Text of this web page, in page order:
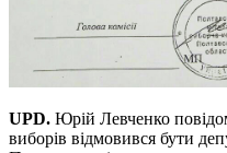
UPD. Юрій Левченко
виборів відмовився бути